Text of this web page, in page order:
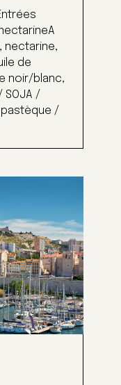
nectarine,
de
noir/blanc,
SOJA /
pastèque /